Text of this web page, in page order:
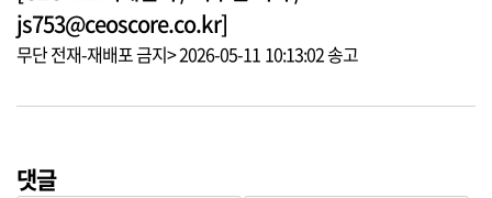
js753@ceoscore.co.kr]
무단 전재-재배포 금지> 2026-05-11 10:13:02 송고
댓글